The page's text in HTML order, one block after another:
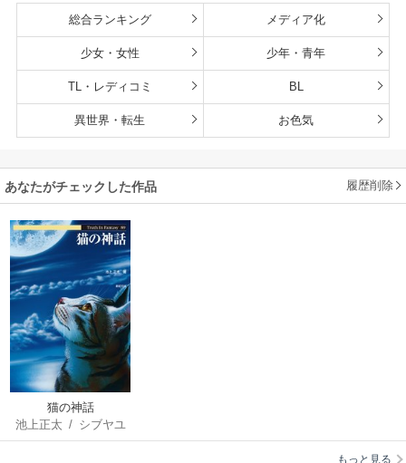
総合ランキング メディア化
少女・女性 少年・青年
TL・レディコミ BL
異世界・転生 お色気
あなたがチェックした作品 履歴削除
猫の神話
池上正太 / シブヤユ
ウジ/渋谷ちづる/
もっと見る